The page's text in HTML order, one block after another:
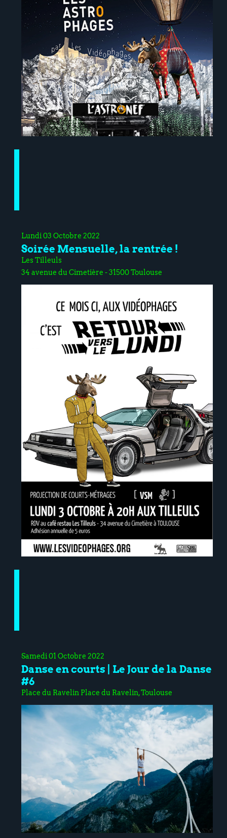
Lundi 03 Octobre 2022
Soirée Mensuelle, la rentrée !
Les Tilleuls
34 avenue du Cimetière - 31500 Toulouse
Samedi 01 Octobre 2022
Danse en courts | Le Jour de la Danse
#6
Place du Ravelin Place du Ravelin, Toulouse